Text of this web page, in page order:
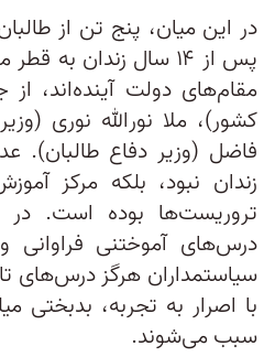
در این میان، پنج تن از
پس از ۱۴ سال زندان به
مقام‌های دولت آینده‌اند، از
کشور)، ملا نورالله نوری
فاضل (وزیر دفاع طالبان).
زندان نبود، بلکه مرکز
تروریست‌ها بوده است. در
درس‌های آموختنی فراوانی
سیاستمداران هرگز درس‌های
با اصرار به تجربه، بدبختی
سبب می‌شوند.